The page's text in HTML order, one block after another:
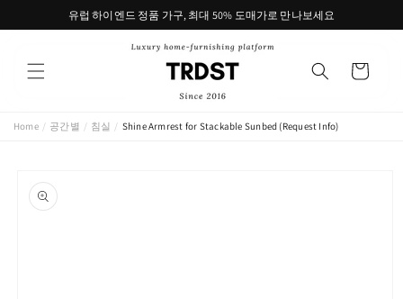
로 건너유럽 하이엔드 정품 가구, 최대 50% 도매가로 만나보세요
트
Home / 공간별 / 침실 / Shine Armrest for Stackable Sunbed (Request Info)
보로 건
너뛰기